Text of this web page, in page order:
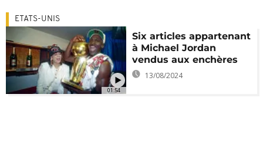
01:54
ETATS-UNIS
Six articles appartenant
à Michael Jordan
vendus aux enchères
13/08/2024